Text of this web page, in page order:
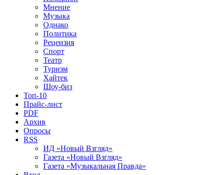
Мнение
Музыка
Однако
Политика
Рецензия
Спорт
Театр
Туризм
Хайтек
Шоу-биз
Топ-10
Прайс-лист
PDF
Архив
Опросы
RSS
ИД «Новый Взгляд»
Газета «Новый Взгляд»
Газета «Музыкальная Правда»